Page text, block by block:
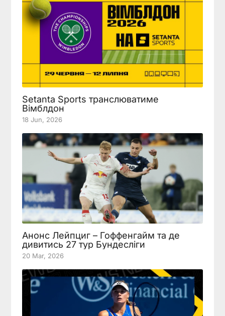
Setanta Sports транслюватиме
Вімблдон
18 Jun, 2026
Анонс Лейпциг – Гоффенгайм та де
дивитись 27 тур Бундесліги
20 Mar, 2026